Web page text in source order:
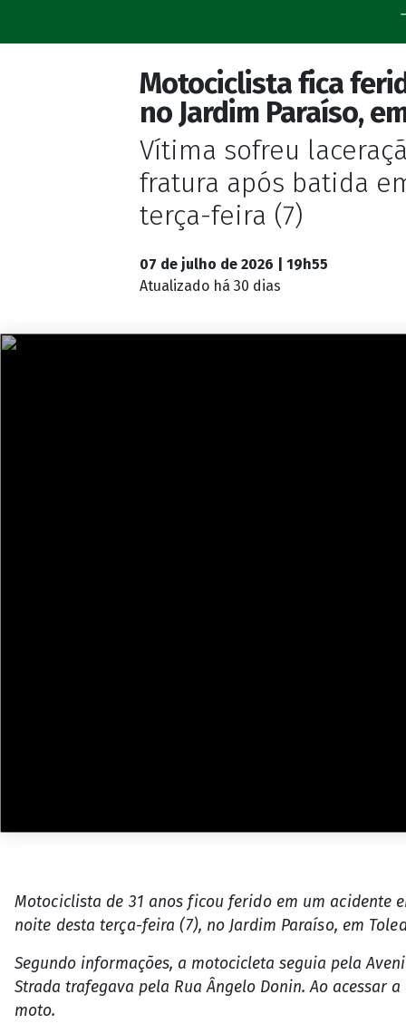
Motociclista fica
no Jardim Paraíso,
Vítima sofreu
fratura após batida
terça-feira (7)
07 de julho de 2026 | 19h55
Atualizado há 30 dias
Motociclista de 31 anos ficou ferido em um acidente
noite desta terça-feira (7), no Jardim Paraíso, em
Segundo informações, a motocicleta seguia pela
Strada trafegava pela Rua Ângelo Donin. Ao
moto.